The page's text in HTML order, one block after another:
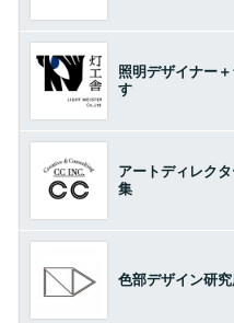
照明デザイナー
す
アートディレク
集
色部デザイン研